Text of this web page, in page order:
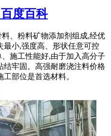
度百科
、粉料矿物添加剂组成,经优
最小,强度高、形状任意可控
施工性能好,由于加入高分子
结牢固。高强耐磨浇注料价格
部位是首选材料。